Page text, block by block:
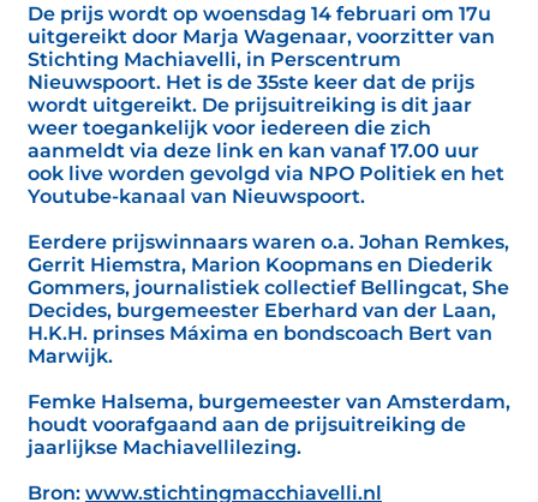
De prijs wordt op woensdag 14 februari om 17u
uitgereikt door Marja Wagenaar, voorzitter van
Stichting Machiavelli, in Perscentrum
Nieuwspoort. Het is de 35ste keer dat de prijs
wordt uitgereikt. De prijsuitreiking is dit jaar
weer toegankelijk voor iedereen die zich
aanmeldt via deze link en kan vanaf 17.00 uur
ook live worden gevolgd via NPO Politiek en het
Youtube-kanaal van Nieuwspoort.
Eerdere prijswinnaars waren o.a. Johan Remkes,
Gerrit Hiemstra, Marion Koopmans en Diederik
Gommers, journalistiek collectief Bellingcat, She
Decides, burgemeester Eberhard van der Laan,
H.K.H. prinses Máxima en bondscoach Bert van
Marwijk.
Femke Halsema, burgemeester van Amsterdam,
houdt voorafgaand aan de prijsuitreiking de
jaarlijkse Machiavellilezing.
Bron: www.stichtingmacchiavelli.nl